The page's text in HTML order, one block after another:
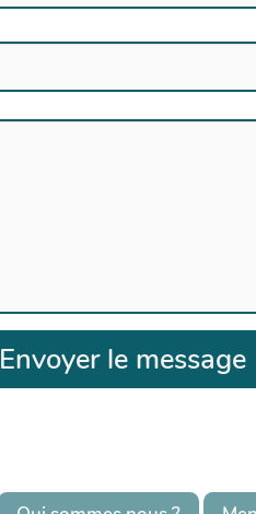
Envoyer le message